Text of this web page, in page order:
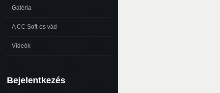
Galéria
A CC Soft-os vád
Videók
Bejelentkezés